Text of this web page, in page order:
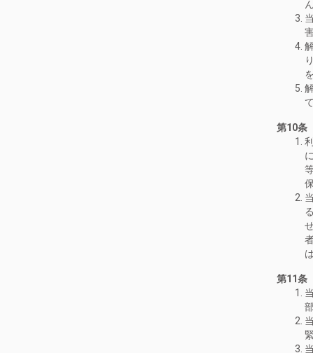
第10条
第11条